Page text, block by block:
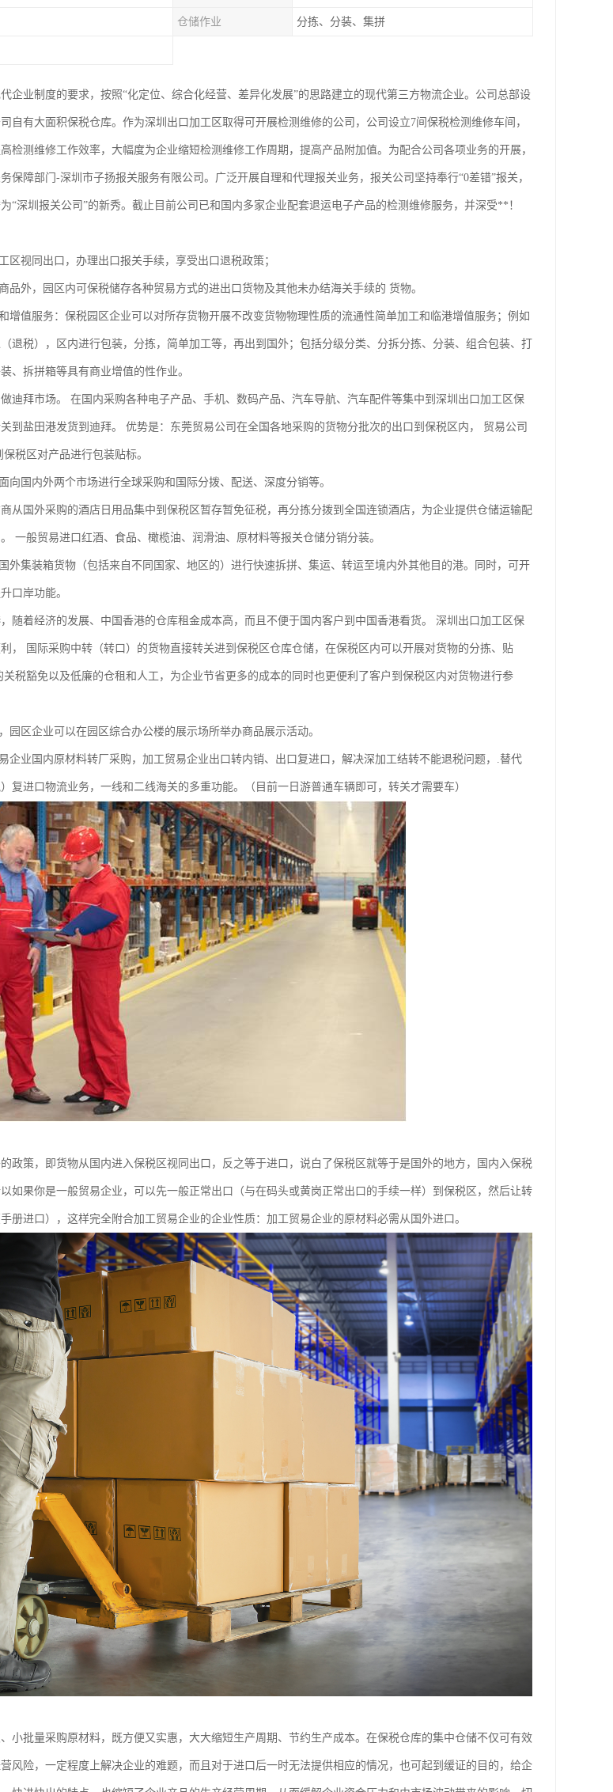
仓储作业 分拣、分装、集拼
企业制度的要求，按照“化定位、综合化经营、差异化发展”的思路建立的现代第三方物流企业。公司总部设
自有大面积保税仓库。作为深圳出口加工区取得可开展检测维修的公司，公司设立7间保税检测维修车间，
检测维修工作效率，大幅度为企业缩短检测维修工作周期，提高产品附加值。为配合公司各项业务的开展，
保障部门-深圳市子扬报关服务有限公司。广泛开展自理和代理报关业务，报关公司坚持奉行“0差错”报关，
“深圳报关公司”的新秀。截止目前公司已和国内多家企业配套退运电子产品的检测维修服务，并深受**！
视同出口，办理出口报关手续，享受出口退税政策；
外，园区内可保税储存各种贸易方式的进出口货物及其他未办结海关手续的 货物。
值服务：保税园区企业可以对所存货物开展不改变货物物理性质的流通性简单加工和临港增值服务；例如
退税），区内进行包装，分拣，简单加工等，再出到国外；包括分级分类、分拆分拣、分装、组合包装、打
、拆拼箱等具有商业增值的性作业。
拜市场。 在国内采购各种电子产品、手机、数码产品、汽车导航、汽车配件等集中到深圳出口加工区保
到盐田港发货到迪拜。 优势是：东莞贸易公司在全国各地采购的货物分批次的出口到保税区内， 贸易公司
税区对产品进行包装贴标。
国内外两个市场进行全球采购和国际分拨、配送、深度分销等。
国外采购的酒店日用品集中到保税区暂存暂免征税，再分拣分拨到全国连锁酒店，为企业提供仓储运输配
一般贸易进口红酒、食品、橄榄油、润滑油、原材料等报关仓储分销分装。
集装箱货物（包括来自不同国家、地区的）进行快速拆拼、集运、转运至境内外其他目的港。同时，可开
口岸功能。
着经济的发展、中国香港的仓库租金成本高，而且不便于国内客户到中国香港看货。 深圳出口加工区保
， 国际采购中转（转口）的货物直接转关进到保税区仓库仓储，在保税区内可以开展对货物的分拣、贴
税豁免以及低廉的仓租和人工，为企业节省更多的成本的同时也更便利了客户到保税区内对货物进行参
区企业可以在园区综合办公楼的展示场所举办商品展示活动。
业国内原材料转厂采购，加工贸易企业出口转内销、出口复进口，解决深加工结转不能退税问题，.替代
复进口物流业务，一线和二线海关的多重功能。（目前一日游普通车辆即可，转关才需要车）
政策，即货物从国内进入保税区视同出口，反之等于进口，说白了保税区就等于是国外的地方，国内入保税
如果你是一般贸易企业，可以先一般正常出口（与在码头或黄岗正常出口的手续一样）到保税区，然后让转
册进口），这样完全附合加工贸易企业的企业性质：加工贸易企业的原材料必需从国外进口。
小批量采购原材料，既方便又实惠，大大缩短生产周期、节约生产成本。在保税仓库的集中仓储不仅可有效
风险，一定程度上解决企业的难题，而且对于进口后一时无法提供相应的情况，也可起到缓证的目的，给企